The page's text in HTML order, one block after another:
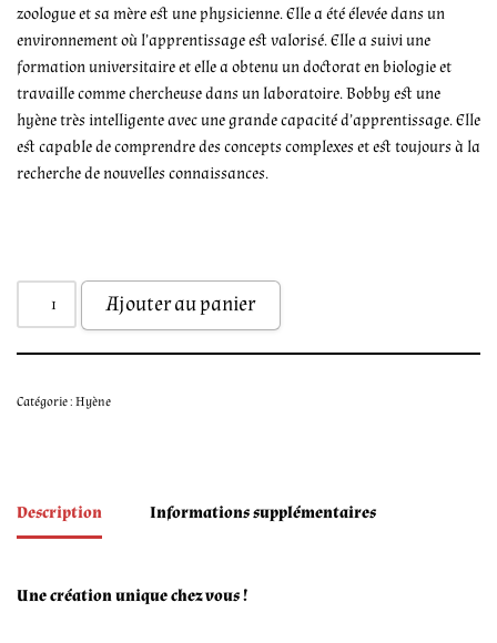
zoologue et sa mère est une physicienne. Elle a été élevée dans un
environnement où l’apprentissage est valorisé. Elle a suivi une
formation universitaire et elle a obtenu un doctorat en biologie et
travaille comme chercheuse dans un laboratoire. Bobby est une
hyène très intelligente avec une grande capacité d’apprentissage. Elle
est capable de comprendre des concepts complexes et est toujours à la
recherche de nouvelles connaissances.
Ajouter au panier
Catégorie :Hyène
Description Informations supplémentaires
Une création unique chez vous !